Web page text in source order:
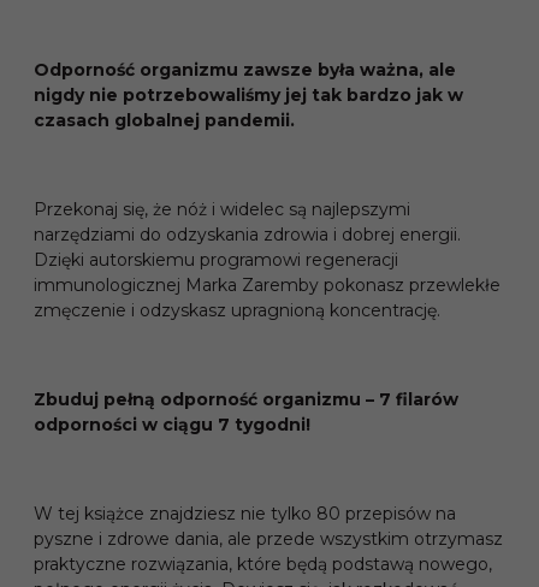
Odporność organizmu zawsze była ważna, ale
nigdy nie potrzebowaliśmy jej tak bardzo jak w
czasach globalnej pandemii.
Przekonaj się, że nóż i widelec są najlepszymi
narzędziami do odzyskania zdrowia i dobrej energii.
Dzięki autorskiemu programowi regeneracji
immunologicznej Marka Zaremby pokonasz przewlekłe
zmęczenie i odzyskasz upragnioną koncentrację.
Zbuduj pełną odporność organizmu – 7 filarów
odporności w ciągu 7 tygodni!
W tej książce znajdziesz nie tylko 80 przepisów na
pyszne i zdrowe dania, ale przede wszystkim otrzymasz
praktyczne rozwiązania, które będą podstawą nowego,